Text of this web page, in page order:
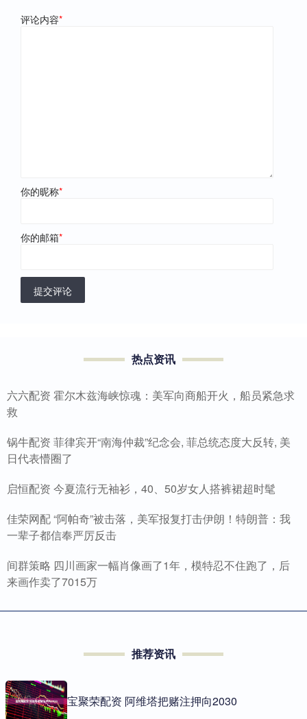
评论内容*
你的昵称*
你的邮箱*
提交评论
热点资讯
六六配资 霍尔木兹海峡惊魂：美军向商船开火，船员紧急求
救
锅牛配资 菲律宾开“南海仲裁”纪念会, 菲总统态度大反转, 美
日代表懵圈了
启恒配资 今夏流行无袖衫，40、50岁女人搭裤裙超时髦
佳荣网配 “阿帕奇”被击落，美军报复打击伊朗！特朗普：我
一辈子都信奉严厉反击
间群策略 四川画家一幅肖像画了1年，模特忍不住跑了，后
来画作卖了7015万
推荐资讯
宝聚荣配资 阿维塔把赌注押向2030